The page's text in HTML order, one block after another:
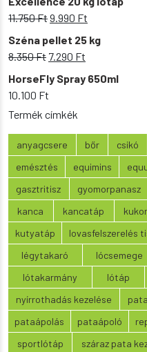
9.200 Ft.
is:
8.090 Ft.
11.750FtOriginal
11.750 Ft.
9.990 Ft
is:
Széna pellet 25 kg
8.350Ft Original
was:
7.290 Ft
HorseFly Spray 650ml
10.100 Ft
Termék címkék
anyagcsere bőr csikó
emésztés
equimins
gasztritisz
gyomorpanasz
kanca
kancatáp
kutyatáp
lovasfelszerelés
légytakaró
lócsemege
lótakarmány
lótáp
nyírrothadás kezelése
pataápolás
pataápoló
sportlótáp
száraz pata